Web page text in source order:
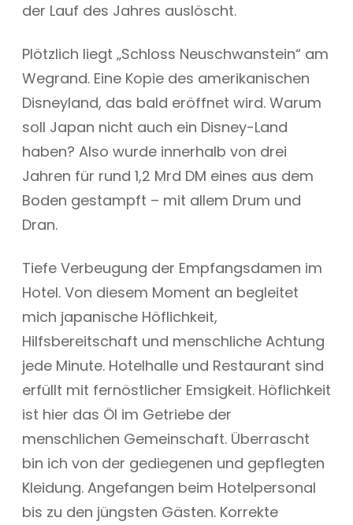
der Lauf des Jahres auslöscht.
Plötzlich liegt „Schloss Neuschwanstein“ am
Wegrand. Eine Kopie des amerikanischen
Disneyland, das bald eröffnet wird. Warum
soll Japan nicht auch ein Disney-Land
haben? Also wurde innerhalb von drei
Jahren für rund 1,2 Mrd DM eines aus dem
Boden gestampft – mit allem Drum und
Dran.
Tiefe Verbeugung der Empfangsdamen im
Hotel. Von diesem Moment an begleitet
mich japanische Höflichkeit,
Hilfsbereitschaft und menschliche Achtung
jede Minute. Hotelhalle und Restaurant sind
erfüllt mit fernöstlicher Emsigkeit. Höflichkeit
ist hier das Öl im Getriebe der
menschlichen Gemeinschaft. Überrascht
bin ich von der gediegenen und gepflegten
Kleidung. Angefangen beim Hotelpersonal
bis zu den jüngsten Gästen. Korrekte